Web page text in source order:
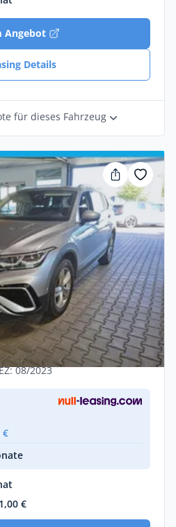
Angebot
Details
für dieses Fahrzeug
Allspace Eleg 2.0 TDI
(147 kW)
08/2023
€
€